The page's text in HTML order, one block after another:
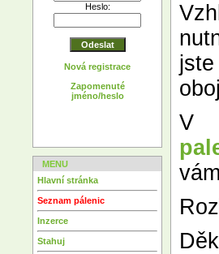
Heslo:
Nová registrace
Zapomenuté
jméno/heslo
MENU
Hlavní stránka
Seznam pálenic
Inzerce
Stahuj
V